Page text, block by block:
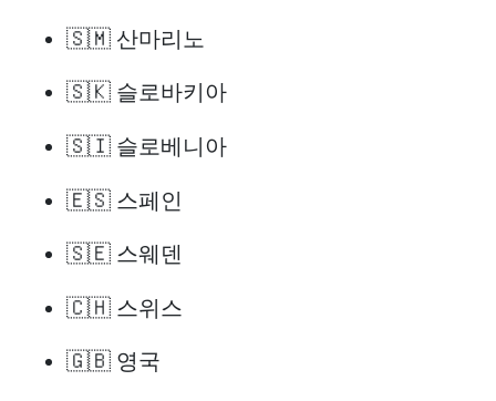
🇸🇲 산마리노
🇸🇰 슬로바키아
🇸🇮 슬로베니아
🇪🇸 스페인
🇸🇪 스웨덴
🇨🇭 스위스
🇬🇧 영국